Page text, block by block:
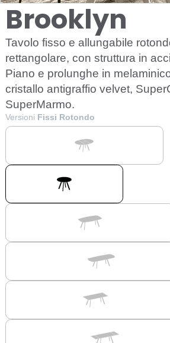
Brooklyn
Tavolo fisso e allungabile
rettangolare, con struttura in
Piano e prolunghe in
cristallo antigraffio velvet,
SuperMarmo.
Versioni Fissi Rotondo